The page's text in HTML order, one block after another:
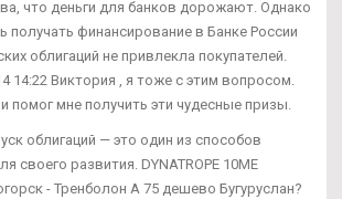
что деньги для банков дорожают. Однако
финансирование в Банке России
облигаций не привлекла покупателей.
14:22 Виктория , я тоже с этим вопросом.
помог мне получить эти чудесные призы.
облигаций — это один из способов
своего развития. DYNATROPE 10ME
- Тренболон A 75 дешево Бугуруслан?